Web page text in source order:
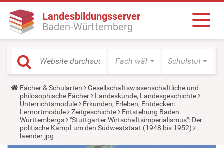
Landesbildungsserver
Baden-Württemberg
Fach wählen Schulstufe
Y
o
u
a
r
e
h
e
Fächer & Schularten
Gesellschaftswissenschaftliche und
philosophische Fächer
Landeskunde, Landesgeschichte
Unterrichtsmodule
Erkunden, Erleben, Entdecken:
Lernortmodule
Zeitgeschichte
Entstehung Baden-
Württembergs
"Stuttgarter Wirtschaftsimperialismus": Der
politische Kampf um den Südweststaat (1948 bis 1952)
laender.jpg